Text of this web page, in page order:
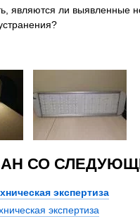
являются ли выявленные
СО
экспертиза
экспертиза